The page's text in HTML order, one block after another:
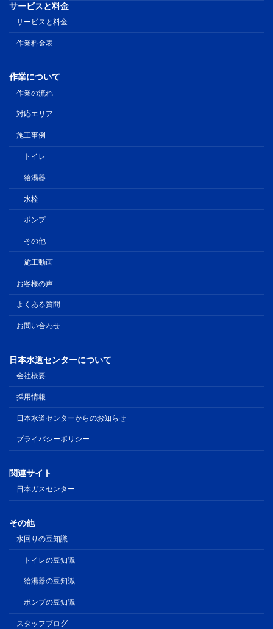
サービスと料金
サービスと料金
作業料金表
作業について
作業の流れ
対応エリア
施工事例
トイレ
給湯器
水栓
ポンプ
その他
施工動画
お客様の声
よくある質問
お問い合わせ
日本水道センターについて
会社概要
採用情報
日本水道センターからのお知らせ
プライバシーポリシー
関連サイト
日本ガスセンター
その他
水回りの豆知識
トイレの豆知識
給湯器の豆知識
ポンプの豆知識
スタッフブログ